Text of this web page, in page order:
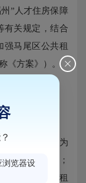
”人才住房保障
有关规定，结合
强马尾区公共租
《方案》）。
类型统一分为
求条件不同；
，不得申请公租
浏览器设